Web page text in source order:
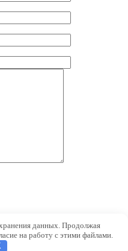
данных. Продолжая
на работу с этими файлами.